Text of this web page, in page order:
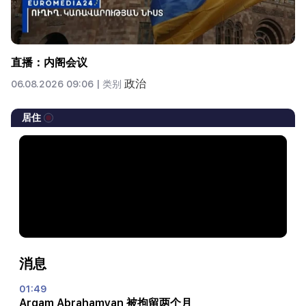
直播：内阁会议
06.08.2026 09:06 | 类别 政治
居住
消息
01:49
Argam Abrahamyan 被拘留两个月